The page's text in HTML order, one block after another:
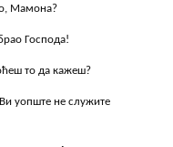
Мамона?
Господа!
то да кажеш?
уопште не служите